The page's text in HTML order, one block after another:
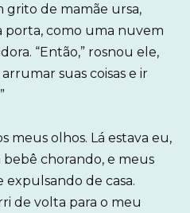
grito de mamãe ursa,
porta, como uma nuvem
“Então,” rosnou ele,
suas coisas e ir
meus olhos. Lá estava eu,
chorando, e meus
de casa.
de volta para o meu